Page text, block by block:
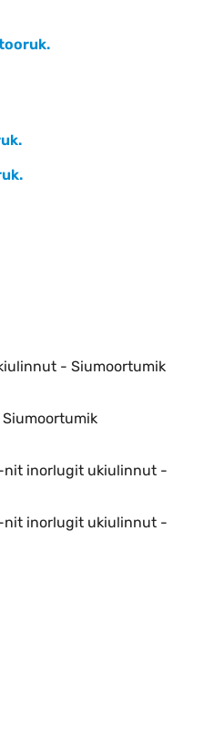
- Siumoortumik
nit inorlugit ukiulinnut -
nit inorlugit ukiulinnut -